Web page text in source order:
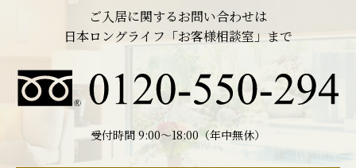
ご入居に関するお問い合わせは
日本ロングライフ「お客様相談室」まで
受付時間 9:00〜18:00（年中無休）